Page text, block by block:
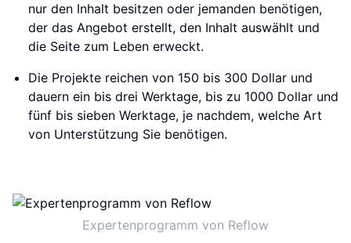
nur den Inhalt besitzen oder jemanden benötigen,
der das Angebot erstellt, den Inhalt auswählt und
die Seite zum Leben erweckt.
Die Projekte reichen von 150 bis 300 Dollar und
dauern ein bis drei Werktage, bis zu 1000 Dollar und
fünf bis sieben Werktage, je nachdem, welche Art
von Unterstützung Sie benötigen.
Expertenprogramm von Reflow